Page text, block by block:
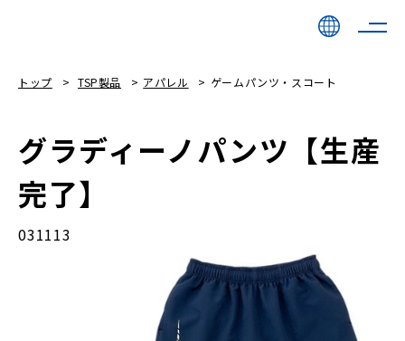
トップ TSP製品 アパレル ゲームパンツ・スコート
グラディーノパンツ【生産
完了】
031113